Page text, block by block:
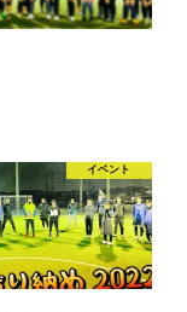
イベント